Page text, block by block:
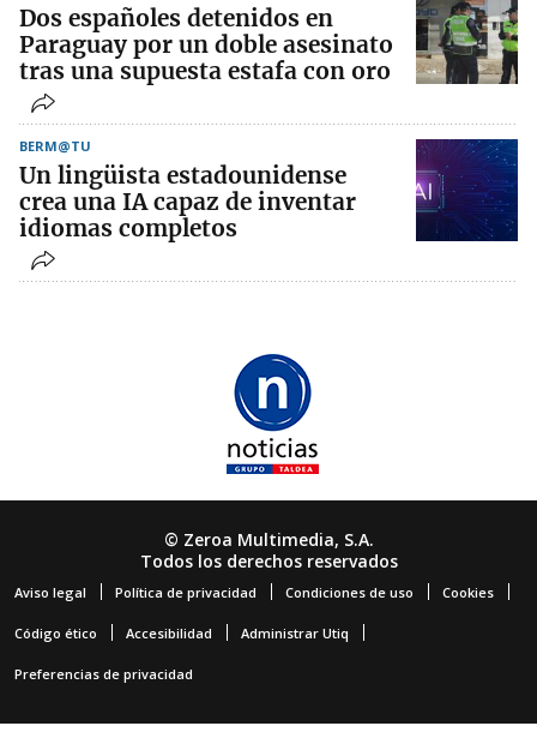
Dos españoles detenidos en
Paraguay por un doble asesinato
tras una supuesta estafa con oro
BERM@TU
Un lingüista estadounidense
crea una IA capaz de inventar
idiomas completos
© Zeroa Multimedia, S.A.
Todos los derechos reservados
Aviso legal Política de privacidad Condiciones de uso Cookies
Código ético Accesibilidad Administrar Utiq
Preferencias de privacidad